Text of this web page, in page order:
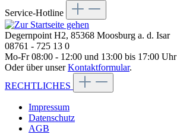
Service-Hotline
Degernpoint H2, 85368 Moosburg a. d. Isar
08761 - 725 13 0
Mo-Fr 08:00 - 12:00 und 13:00 bis 17:00 Uhr
Oder über unserKontaktformular.
RECHTLICHES
Impressum
Datenschutz
AGB